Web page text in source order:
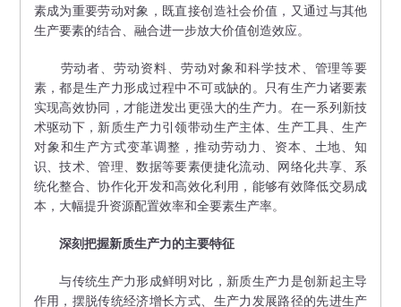
素成为重要劳动对象，既直接创造社会价值，又通过与其他
生产要素的结合、融合进一步放大价值创造效应。
劳动者、劳动资料、劳动对象和科学技术、管理等要
素，都是生产力形成过程中不可或缺的。只有生产力诸要素
实现高效协同，才能迸发出更强大的生产力。在一系列新技
术驱动下，新质生产力引领带动生产主体、生产工具、生产
对象和生产方式变革调整，推动劳动力、资本、土地、知
识、技术、管理、数据等要素便捷化流动、网络化共享、系
统化整合、协作化开发和高效化利用，能够有效降低交易成
本，大幅提升资源配置效率和全要素生产率。
深刻把握新质生产力的主要特征
与传统生产力形成鲜明对比，新质生产力是创新起主导
作用，摆脱传统经济增长方式、生产力发展路径的先进生产